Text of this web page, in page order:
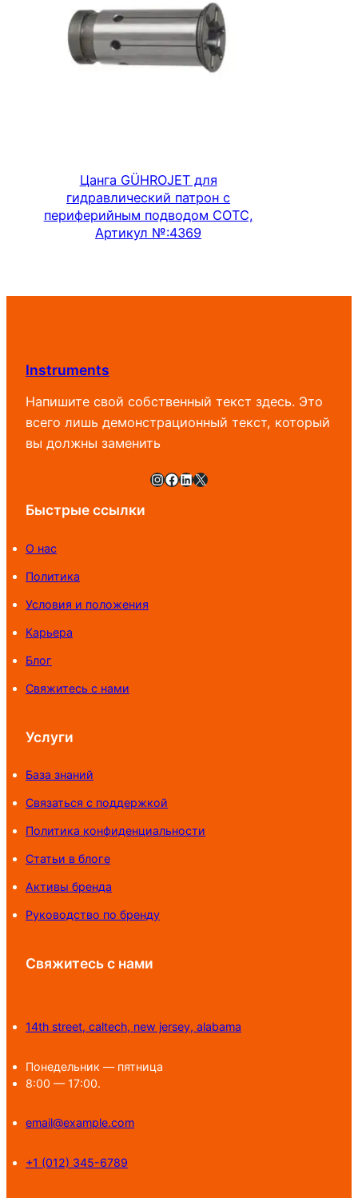
Цанга GÜHROJET для
гидравлический патрон с
периферийным подводом СОТС,
Артикул №:4369
Instruments
Напишите свой собственный текст здесь. Это
всего лишь демонстрационный текст, который
вы должны заменить
InstagramFacebookLinkedInX
Быстрые ссылки
О нас
Политика
Условия и положения
Карьера
Блог
Свяжитесь с нами
Услуги
База знаний
Связаться с поддержкой
Политика конфиденциальности
Статьи в блоге
Активы бренда
Руководство по бренду
Свяжитесь с нами
14th street, caltech, new jersey, alabama
Понедельник — пятница
8:00 — 17:00.
email@example.com
+1 (012) 345-6789